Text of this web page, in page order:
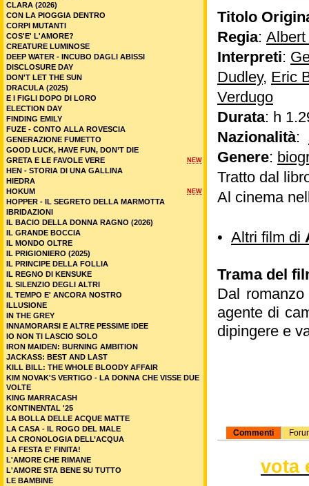
Titolo
Regia:
Interpreti:
Dudley, Eric
Verdugo
Durata: h
Nazionalità:
Genere:
Tratto dal
Al cinema
• Altri film di
Trama del
Dal
agente di
dipingere e
Commenti
vota
CLARA (2026)
CON LA PIOGGIA DENTRO
CORPI MUTANTI
COS'E' L'AMORE?
CREATURE LUMINOSE
DEEP WATER - INCUBO DAGLI ABISSI
DISCLOSURE DAY
DON'T LET THE SUN
DRACULA (2025)
E I FIGLI DOPO DI LORO
ELECTION DAY
FINDING EMILY
FUZE - CONTO ALLA ROVESCIA
GENERAZIONE FUMETTO
GOOD LUCK, HAVE FUN, DON’T DIE
NEW
GRETA E LE FAVOLE VERE
HEN - STORIA DI UNA GALLINA
HIEDRA
NEW
HOKUM
HOPPER - IL SEGRETO DELLA MARMOTTA
IBRIDAZIONI
IL BACIO DELLA DONNA RAGNO (2026)
IL GRANDE BOCCIA
IL MONDO OLTRE
IL PRIGIONIERO (2025)
IL PRINCIPE DELLA FOLLIA
IL REGNO DI KENSUKE
IL SILENZIO DEGLI ALTRI
IL TEMPO E' ANCORA NOSTRO
ILLUSIONE
IN THE GREY
INNAMORARSI E ALTRE PESSIME IDEE
IO NON TI LASCIO SOLO
IRON MAIDEN: BURNING AMBITION
JACKASS: BEST AND LAST
KILL BILL: THE WHOLE BLOODY AFFAIR
KIM NOVAK'S VERTIGO - LA DONNA CHE VISSE DUE
VOLTE
KING MARRACASH
KONTINENTAL '25
LA BOLLA DELLE ACQUE MATTE
LA CASA - IL ROGO DEL MALE
LA CRONOLOGIA DELL’ACQUA
LA FESTA E' FINITA!
L'AMORE CHE RIMANE
L'AMORE STA BENE SU TUTTO
LE BAMBINE